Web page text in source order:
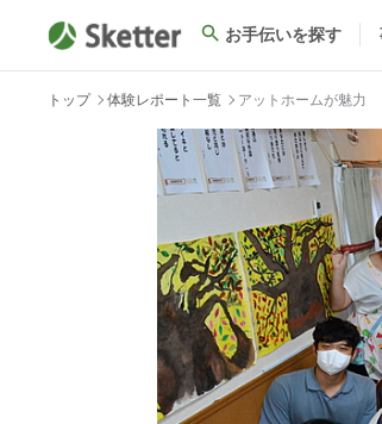
お手伝いを探す
トップ 体験レポート一覧 アットホームが魅力